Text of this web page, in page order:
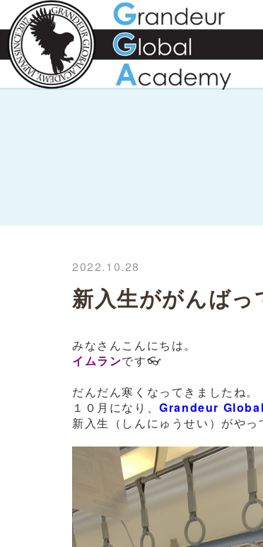
2022.10.28
新入生ががんばっ
みなさんこんにちは。
イムランです👓
だんだん寒くなってきましたね。
１０月になり、Grandeur
新入生（しんにゅうせい）がやっ